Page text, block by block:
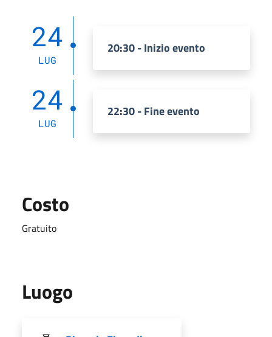
24
LUG
20:30 - Inizio evento
24
LUG
22:30 - Fine evento
Costo
Gratuito
Luogo